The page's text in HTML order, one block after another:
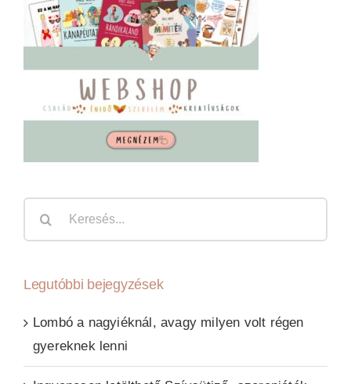
Legutóbbi bejegyzések
Lombó a nagyiéknál, avagy milyen volt régen
gyereknek lenni